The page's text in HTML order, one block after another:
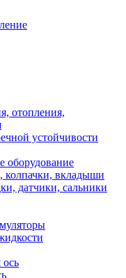
отопления,
устойчивости
оборудование
колпачки, вкладыши
датчики, сальники
ось